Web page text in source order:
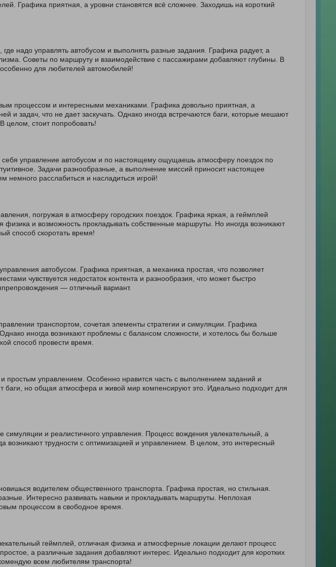
Графика приятная, а уровни становятся всё сложнее. Заходишь на короткий
надо управлять автобусом и выполнять разные задания. Графика радует, а
Советы по маршруту и взаимодействие с пассажирами добавляют глубины. В
для любителей автомобилей!
процессом и интересными механиками. Графика довольно приятная, а
и задач, что не дает заскучать. Однако иногда встречаются баги, которые мешают
целом, стоит попробовать!
себя управление автобусом и по настоящему ощущаешь атмосферу поездок по
Задачи разнообразные, а выполнение миссий приносит настоящее
немного расслабиться и насладиться игрой!
погружая в атмосферу городских поездок. Графика яркая, а геймплей
физика и возможность прокладывать собственные маршруты. Но иногда возникают
способ скоротать время!
автобусом. Графика приятная, а механика простая, что позволяет
чувствуется недостаток контента и разнообразия, что может быстро
— отличный вариант.
транспортом, сочетая элементы стратегии и симуляции. Графика
иногда возникают проблемы с балансом сложности, и хотелось бы больше
способ провести время.
простым управлением. Особенно нравится часть с выполнением заданий и
баги, но общая атмосфера и живой мир компенсируют это. Идеально подходит для
симуляции и реалистичного управления. Процесс вождения увлекательный, а
возникают трудности с оптимизацией и управлением. В целом, это интересный
водителем общественного транспорта. Графика простая, но стильная.
Интересно развивать навыки и прокладывать маршруты. Неплохая
процессом в свободное время.
геймплей, отличная физика и атмосферные локации делают процесс
а различные задания добавляют интерес. Идеально подходит для коротких
всем любителям транспорта!